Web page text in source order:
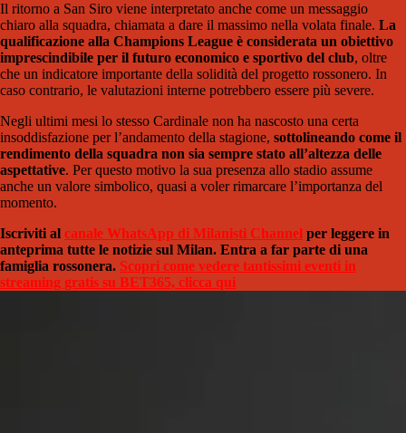
Il ritorno a San Siro viene interpretato anche come un messaggio
chiaro alla squadra, chiamata a dare il massimo nella volata finale. La
qualificazione alla Champions League è considerata un obiettivo
imprescindibile per il futuro economico e sportivo del club, oltre
che un indicatore importante della solidità del progetto rossonero. In
caso contrario, le valutazioni interne potrebbero essere più severe.
Negli ultimi mesi lo stesso Cardinale non ha nascosto una certa
insoddisfazione per l’andamento della stagione, sottolineando come il
rendimento della squadra non sia sempre stato all’altezza delle
aspettative. Per questo motivo la sua presenza allo stadio assume
anche un valore simbolico, quasi a voler rimarcare l’importanza del
momento.
Iscriviti al canale WhatsApp di Milanisti Channel per leggere in
anteprima tutte le notizie sul Milan. Entra a far parte di una
famiglia rossonera. Scopri come vedere tantissimi eventi in
streaming gratis su BET365, clicca qui